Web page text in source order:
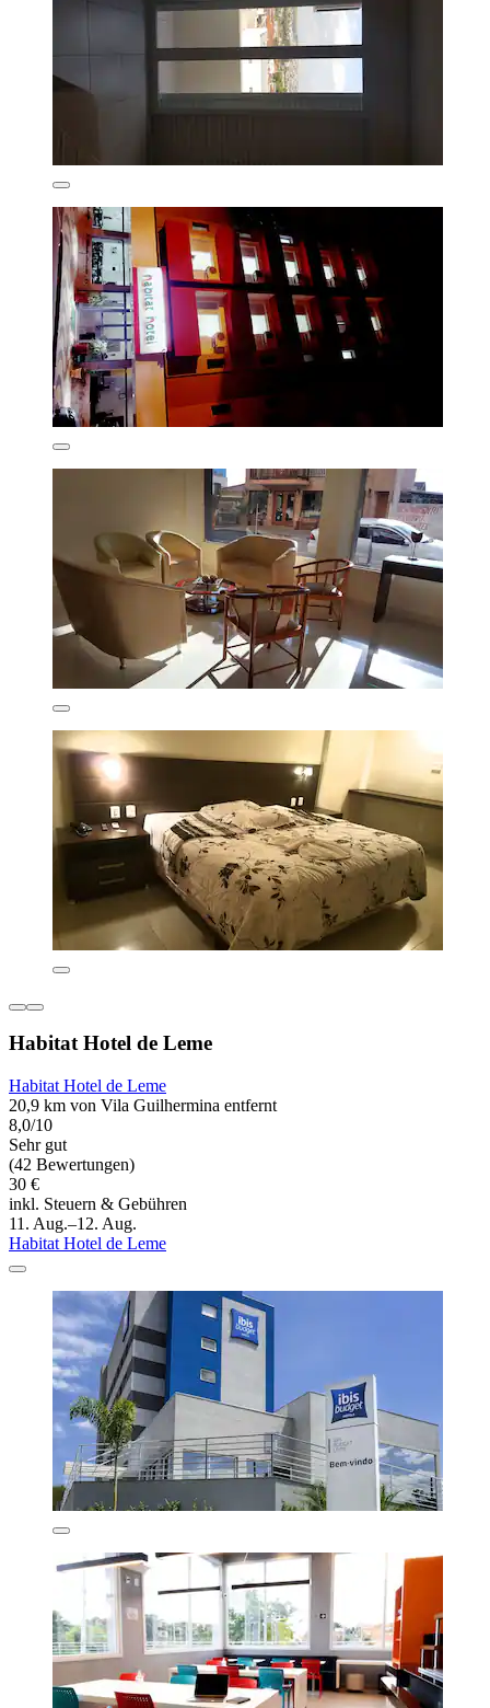
Habitat Hotel de Leme
Habitat Hotel de Leme
20,9 km von Vila Guilhermina entfernt
8,0/10
Sehr gut
(42 Bewertungen)
30 €
inkl. Steuern & Gebühren
11. Aug.–12. Aug.
Habitat Hotel de Leme